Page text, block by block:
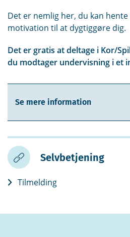
Det er nemlig her, du kan
motivation til at dygtiggøre dig.
Det er gratis at deltage i Kor/
du modtager undervisning i et
Se mere information
Selvbetjening
Tilmelding